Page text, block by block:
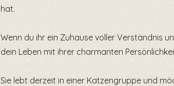
hat.
Wenn du ihr ein Zuhause voller Verständnis
dein Leben mit ihrer charmanten
Sie lebt derzeit in einer Katzengruppe und